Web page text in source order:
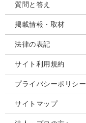
質問と答え
掲載情報・取材
法律の表記
サイト利用規約
プライバシーポリシー
サイトマップ